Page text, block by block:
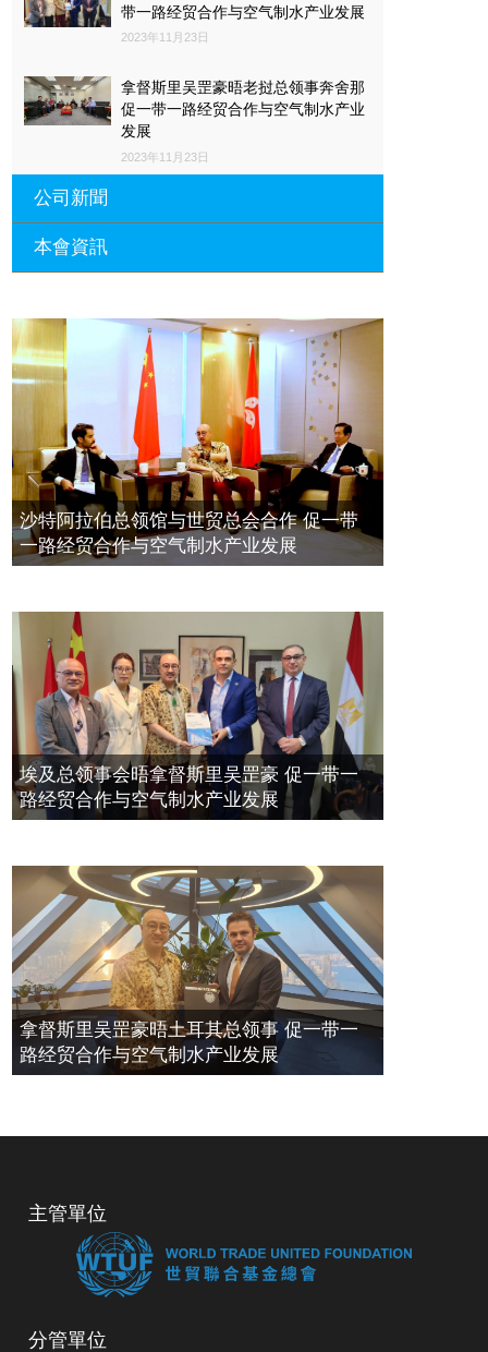
带一路经贸合作与空气制水产业发展
2023年11月23日
拿督斯里吴罡豪晤老挝总领事奔舍那
促一带一路经贸合作与空气制水产业
发展
2023年11月23日
公司新聞
一带一路经贸合作与空气制水产业发
2023年11月23日
埃及总领事会晤拿督斯里吴罡豪 促一
带一路经贸合作与空气制水产业发展
2023年11月23日
拿督斯里吴罡豪晤土耳其总领事 促一
带一路经贸合作与空气制水产业发展
2023年11月23日
本會資訊
長瑚蒞臨 天泉鼎豐深圳總部及國際標
量波量子研究院
2021年12月10日
標量波光量子導入系統聯合國總部拿
督斯裏吳達鎔教授首發
2021年12月10日
空氣制水發明人吳達鎔出席聯合國環
境科政商管治聯盟會議
沙特阿拉伯总领馆与世贸总会合作 促一带
一路经贸合作与空气制水产业发展
埃及总领事会晤拿督斯里吴罡豪 促一带一
路经贸合作与空气制水产业发展
拿督斯里吴罡豪晤土耳其总领事 促一带一
路经贸合作与空气制水产业发展
主管單位
分管單位